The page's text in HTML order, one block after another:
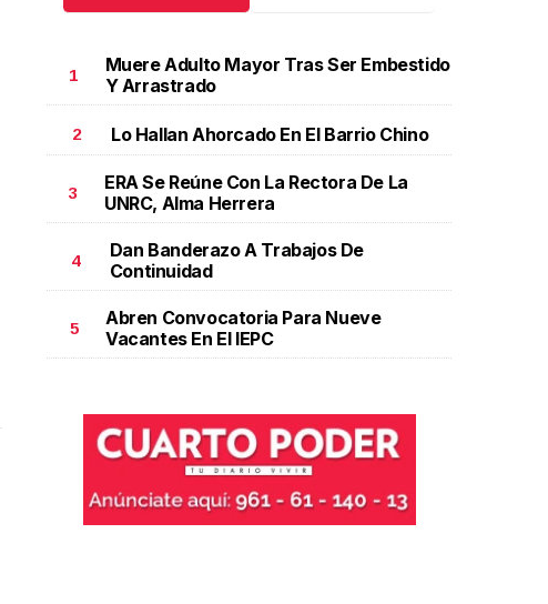
Una noche entre fantasía y sueños. Una noche entre
fantasía y sueños
Mayo 19 l
1
Muere Adulto Mayor Tras Ser Embestido
Y Arrastrado
2 Lo Hallan Ahorcado En El Barrio Chino
3
ERA Se Reúne Con La Rectora De La
UNRC, Alma Herrera
4
Dan Banderazo A Trabajos De
Continuidad
5
Abren Convocatoria Para Nueve
Vacantes En El IEPC